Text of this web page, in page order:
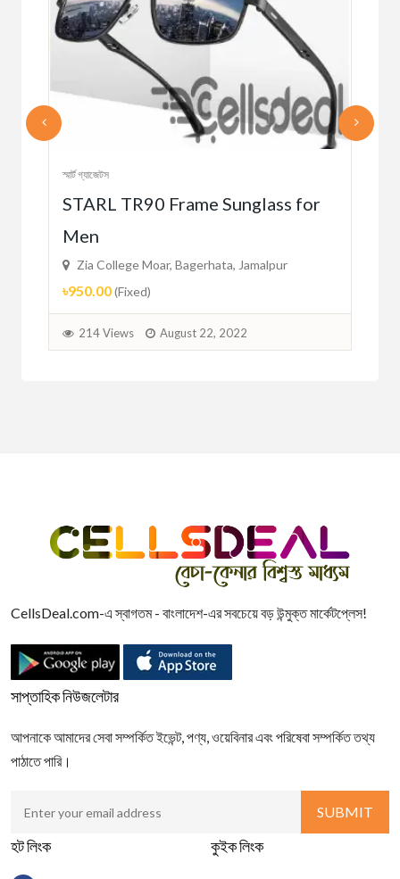
স্মার্ট গ্যাজেটস
STARL TR90 Frame Sunglass for
Men
Zia College Moar, Bagerhata, Jamalpur
৳950.00(Fixed)
214 Views August 22, 2022
CellsDeal.com-এ স্বাগতম - বাংলাদেশ-এর সবচেয়ে বড় উন্মুক্ত মার্কেটপ্লেস!
সাপ্তাহিক নিউজলেটার
আপনাকে আমাদের সেবা সম্পর্কিত ইভেন্ট, পণ্য, ওয়েবিনার এবং পরিষেবা সম্পর্কিত তথ্য
পাঠাতে পারি।
হট লিংক কুইক লিংক